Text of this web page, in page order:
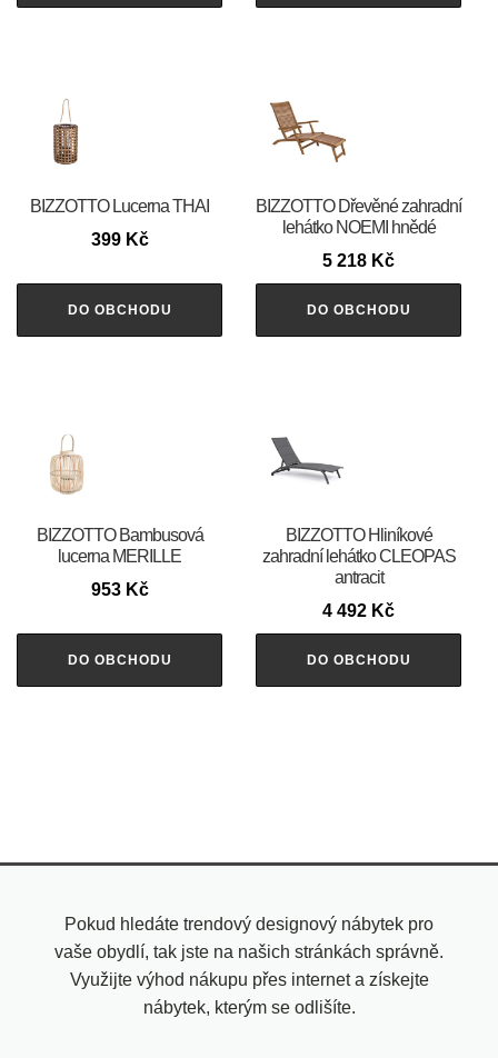
BIZZOTTO Lucerna THAI
399 Kč
DO OBCHODU
BIZZOTTO Dřevěné zahradní
lehátko NOEMI hnědé
5 218 Kč
DO OBCHODU
BIZZOTTO Bambusová
lucerna MERILLE
953 Kč
DO OBCHODU
BIZZOTTO Hliníkové
zahradní lehátko CLEOPAS
antracit
4 492 Kč
DO OBCHODU
Pokud hledáte trendový designový nábytek pro
vaše obydlí, tak jste na našich stránkách správně.
Využijte výhod nákupu přes internet a získejte
nábytek, kterým se odlišíte.